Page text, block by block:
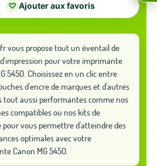
♡ Ajouter aux favoris
vous propose tout un éventail de
pour votre imprimante
5450. Choisissez en un clic entre
d'encre de marques et d'autres
tout aussi performantes comme nos
compatibles ou nos kits de
pour vous permettre d'atteindre des
optimales avec votre
Canon MG 5450.